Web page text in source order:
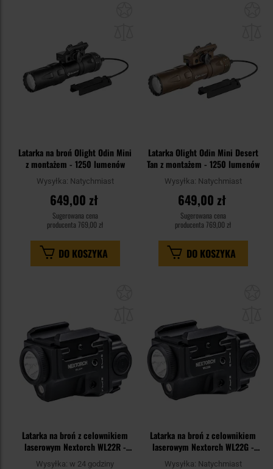
Latarka na broń Olight Odin Mini
z montażem - 1250 lumenów
Wysyłka: Natychmiast
649,00 zł
Sugerowana cena
producenta 769,00 zł
DO KOSZYKA
Latarka Olight Odin Mini Desert
Tan z montażem - 1250 lumenów
Wysyłka: Natychmiast
649,00 zł
Sugerowana cena
producenta 769,00 zł
DO KOSZYKA
Latarka na broń z celownikiem
laserowym Nextorch WL22R -
650 lumenów, Red Laser
Wysyłka: w 24 godziny
Latarka na broń z celownikiem
laserowym Nextorch WL22G -
650 lumenów, Green Laser
Wysyłka: Natychmiast